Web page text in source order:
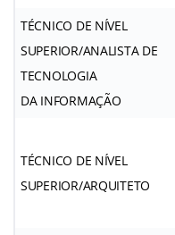
TÉCNICO DE NÍVEL
SUPERIOR/ANALISTA DE
TECNOLOGIA
DA INFORMAÇÃO
TÉCNICO DE NÍVEL
SUPERIOR/ARQUITETO